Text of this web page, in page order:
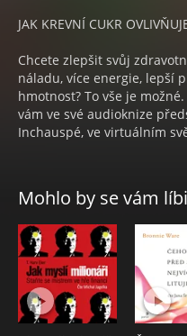
JAK KREVNÍ CUKR
Chcete zlepšit svůj
náladu, více energie, lepší
hmotnost? To vše je
vám ve své audioknize
Inchauspé, ve virtuálním
zpomalíte stárnutí
výzkumu. Díky jejím trikům
krevního cukru, což bude
náladu.
Glukóza neboli krevní cukr
výrazně ovlivňuje naše
na škrob a cukr, uvolňuje
nás má v krvi příliš
Mohlo by se vám